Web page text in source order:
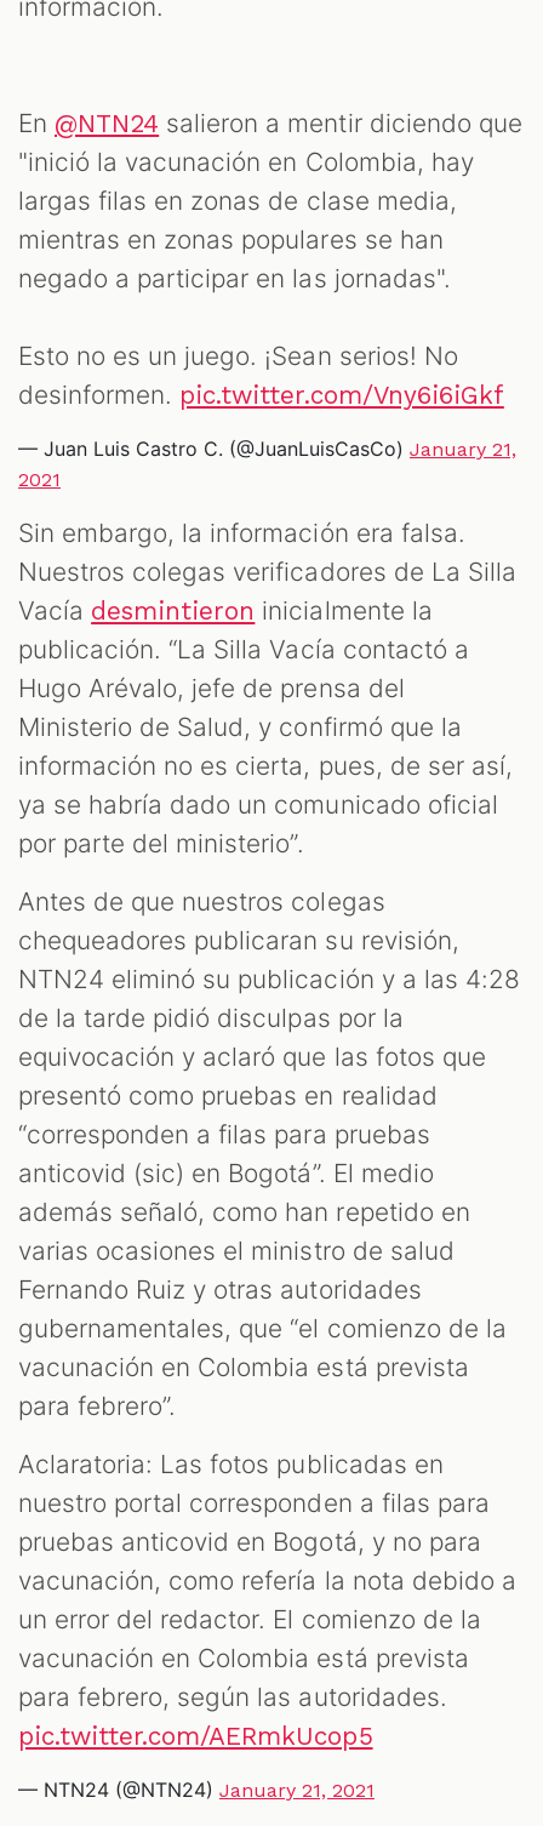
información.
En @NTN24 salieron a mentir diciendo que
"inició la vacunación en Colombia, hay
largas filas en zonas de clase media,
mientras en zonas populares se han
negado a participar en las jornadas".
Esto no es un juego. ¡Sean serios! No
desinformen. pic.twitter.com/Vny6i6iGkf
— Juan Luis Castro C. (@JuanLuisCasCo) January 21,
2021
Sin embargo, la información era falsa.
Nuestros colegas verificadores de La Silla
Vacía desmintieron inicialmente la
publicación. “La Silla Vacía contactó a
Hugo Arévalo, jefe de prensa del
Ministerio de Salud, y confirmó que la
información no es cierta, pues, de ser así,
ya se habría dado un comunicado oficial
por parte del ministerio”.
Antes de que nuestros colegas
chequeadores publicaran su revisión,
NTN24 eliminó su publicación y a las 4:28
de la tarde pidió disculpas por la
equivocación y aclaró que las fotos que
presentó como pruebas en realidad
“corresponden a filas para pruebas
anticovid (sic) en Bogotá”. El medio
además señaló, como han repetido en
varias ocasiones el ministro de salud
Fernando Ruiz y otras autoridades
gubernamentales, que “el comienzo de la
vacunación en Colombia está prevista
para febrero”.
Aclaratoria: Las fotos publicadas en
nuestro portal corresponden a filas para
pruebas anticovid en Bogotá, y no para
vacunación, como refería la nota debido a
un error del redactor. El comienzo de la
vacunación en Colombia está prevista
para febrero, según las autoridades.
pic.twitter.com/AERmkUcop5
— NTN24 (@NTN24) January 21, 2021